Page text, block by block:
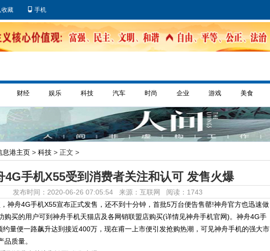
收藏 手机
财经 娱乐 科技 汽车 时尚 企业 游戏 美食
息港主页 > 科技 > 正文 >
4G手机X55受到消费者关注和认可 发售火爆
发布时间：2020-06-26 07:05:54 来源：互联网 阅读：1743
神舟4G手机X55宣布正式发售，还不到十分钟，首批5万台便告售罄!神舟官方也迅速做
购买的用户可到神舟手机天猫店及各网销联盟店购买(详情见神舟手机官网)。神舟4G手
约量便一路飙升达到接近400万，现在甫一上市便引发抢购热潮，可见神舟手机的强大市
质量。